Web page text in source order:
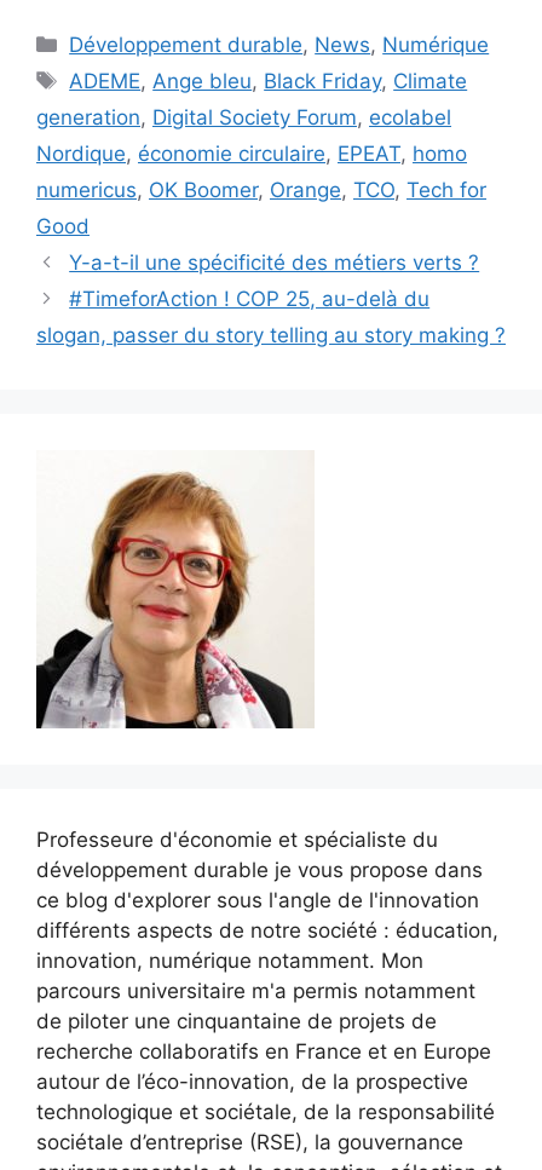
Catégories
Développement durable, News, Numérique
Étiquettes
ADEME, Ange bleu, Black Friday, Climate
generation, Digital Society Forum, ecolabel
Nordique, économie circulaire, EPEAT, homo
numericus, OK Boomer, Orange, TCO, Tech for
Good
Y-a-t-il une spécificité des métiers verts ?
#TimeforAction ! COP 25, au-delà du
slogan, passer du story telling au story making ?
Professeure d'économie et spécialiste du
développement durable je vous propose dans
ce blog d'explorer sous l'angle de l'innovation
différents aspects de notre société : éducation,
innovation, numérique notamment. Mon
parcours universitaire m'a permis notamment
de piloter une cinquantaine de projets de
recherche collaboratifs en France et en Europe
autour de l’éco-innovation, de la prospective
technologique et sociétale, de la responsabilité
sociétale d’entreprise (RSE), la gouvernance